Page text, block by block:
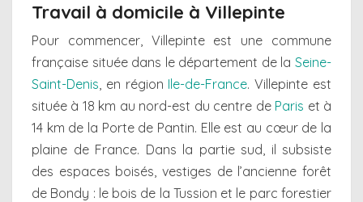
Travail à domicile à Villepinte
Pour commencer, Villepinte est une commune
française située dans le département de la Seine-
Saint-Denis, en région Ile-de-France. Villepinte est
située à 18 km au nord-est du centre de Paris et à
14 km de la Porte de Pantin. Elle est au cœur de la
plaine de France. Dans la partie sud, il subsiste
des espaces boisés, vestiges de l’ancienne forêt
de Bondy : le bois de la Tussion et le parc forestier